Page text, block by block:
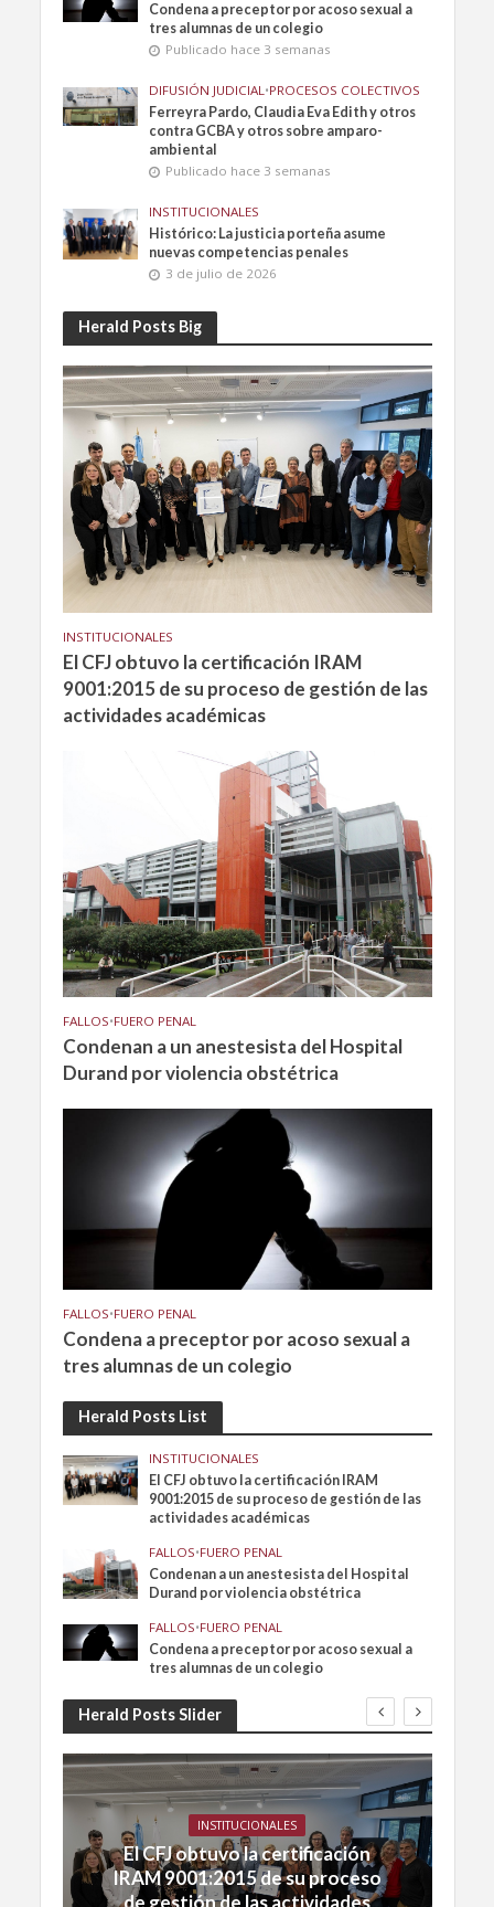
Condena a preceptor por acoso sexual a
tres alumnas de un colegio
Publicado hace 3 semanas
DIFUSIÓN JUDICIAL•PROCESOS COLECTIVOS
Ferreyra Pardo, Claudia Eva Edith y otros
contra GCBA y otros sobre amparo-
ambiental
Publicado hace 3 semanas
INSTITUCIONALES
Histórico: La justicia porteña asume
nuevas competencias penales
3 de julio de 2026
Herald Posts Big
INSTITUCIONALES
El CFJ obtuvo la certificación IRAM
9001:2015 de su proceso de gestión de las
actividades académicas
FALLOS•FUERO PENAL
Condenan a un anestesista del Hospital
Durand por violencia obstétrica
FALLOS•FUERO PENAL
Condena a preceptor por acoso sexual a
tres alumnas de un colegio
Herald Posts List
INSTITUCIONALES
El CFJ obtuvo la certificación IRAM
9001:2015 de su proceso de gestión de las
actividades académicas
FALLOS•FUERO PENAL
Condenan a un anestesista del Hospital
Durand por violencia obstétrica
FALLOS•FUERO PENAL
Condena a preceptor por acoso sexual a
tres alumnas de un colegio
Herald Posts Slider
INSTITUCIONALES
El CFJ obtuvo la certificación
IRAM 9001:2015 de su proceso
de gestión de las actividades